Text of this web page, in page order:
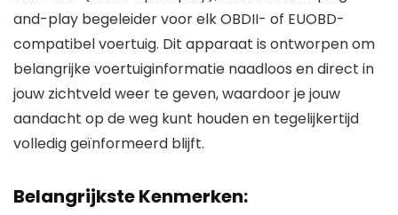
and-play begeleider voor elk OBDII- of EUOBD-
compatibel voertuig. Dit apparaat is ontworpen om
belangrijke voertuiginformatie naadloos en direct in
jouw zichtveld weer te geven, waardoor je jouw
aandacht op de weg kunt houden en tegelijkertijd
volledig geïnformeerd blijft.
Belangrijkste Kenmerken: